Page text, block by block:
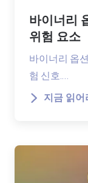
바이너리
위험 요소
바이너리 옵
험 신호.…
지금 읽어